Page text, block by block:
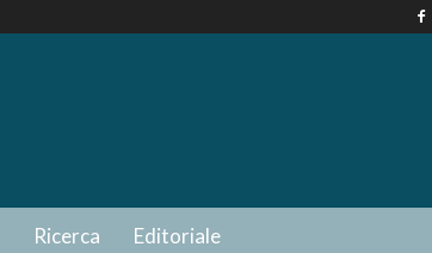
Ricerca Editoriale